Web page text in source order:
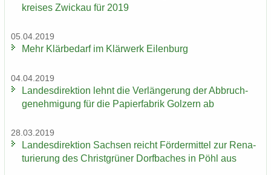
krei­ses Zwi­ckau für 2019
05.04.2019
Mehr Klär­be­darf im Klär­werk Ei­len­burg
04.04.2019
Lan­des­di­rek­ti­on lehnt die Ver­län­ge­rung der Ab­bruch­
ge­neh­mi­gung für die Pa­pier­fa­brik Golz­ern ab
28.03.2019
Lan­des­di­rek­ti­on Sach­sen reicht För­der­mit­tel zur Re­na­
tu­rie­rung des Christ­grü­ner Dorf­ba­ches in Pöhl aus